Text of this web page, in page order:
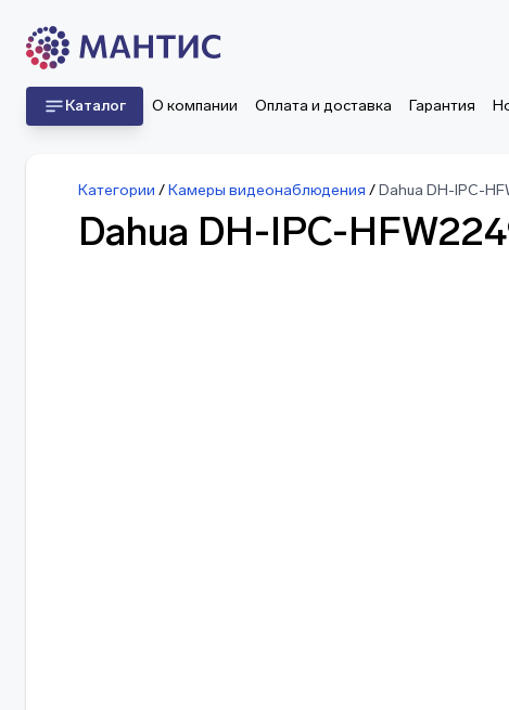
Каталог О компании Оплата и доставка Гарантия
Категории /Камеры видеонаблюдения /Dahua DH-IPC-
Dahua DH-IPC-